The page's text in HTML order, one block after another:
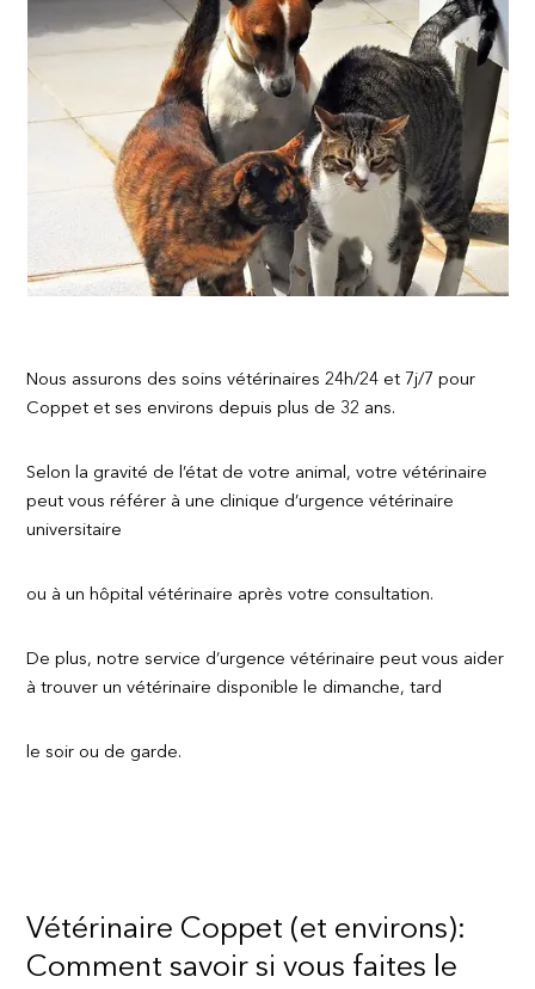
Nous assurons des soins vétérinaires 24h/24 et 7j/7 pour
Coppet et ses environs depuis plus de 32 ans.
Selon la gravité de l’état de votre animal, votre vétérinaire
peut vous référer à une clinique d’urgence vétérinaire
universitaire
ou à un hôpital vétérinaire après votre consultation.
De plus, notre service d’urgence vétérinaire peut vous aider
à trouver un vétérinaire disponible le dimanche, tard
le soir ou de garde.
Vétérinaire Coppet (et environs):
Comment savoir si vous faites le